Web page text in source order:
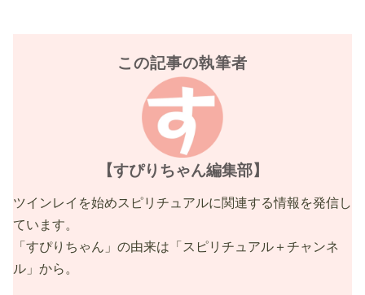
この記事の執筆者
【すぴりちゃん編集部】
ツインレイを始めスピリチュアルに関連する情報を発信し
ています。
「すぴりちゃん」の由来は「スピリチュアル＋チャンネ
ル」から。